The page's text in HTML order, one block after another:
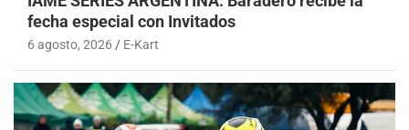
fecha especial con Invitados
6 agosto, 2026 E-Kart